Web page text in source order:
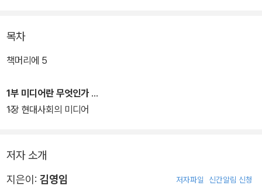
목차
책머리에 5
1부 미디어란 무엇인가
1장 현대사회의 미디어
저자 소개
지은이: 김영임 저자파일 신간알림 신청